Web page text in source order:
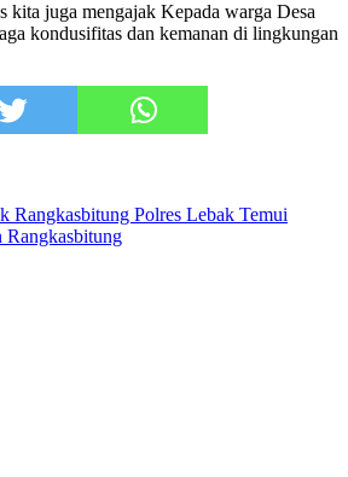
kita juga mengajak Kepada warga Desa
kondusifitas dan kemanan di lingkungan
Rangkasbitung Polres Lebak Temui
Rangkasbitung